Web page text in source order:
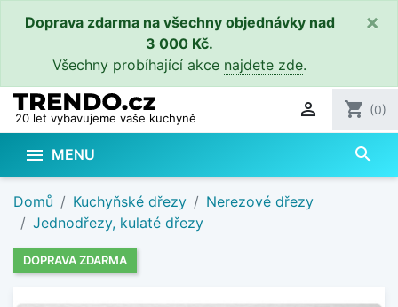
Doprava zdarma na všechny objednávky nad
3 000 Kč.
Všechny probíhající akce najdete zde.
×
20 let vybavujeme vaše kuchyně  shopping_cart (0)
 MENU search
Domů Kuchyňské dřezy
Nerezové dřezy
Jednodřezy, kulaté dřezy
DOPRAVA ZDARMA